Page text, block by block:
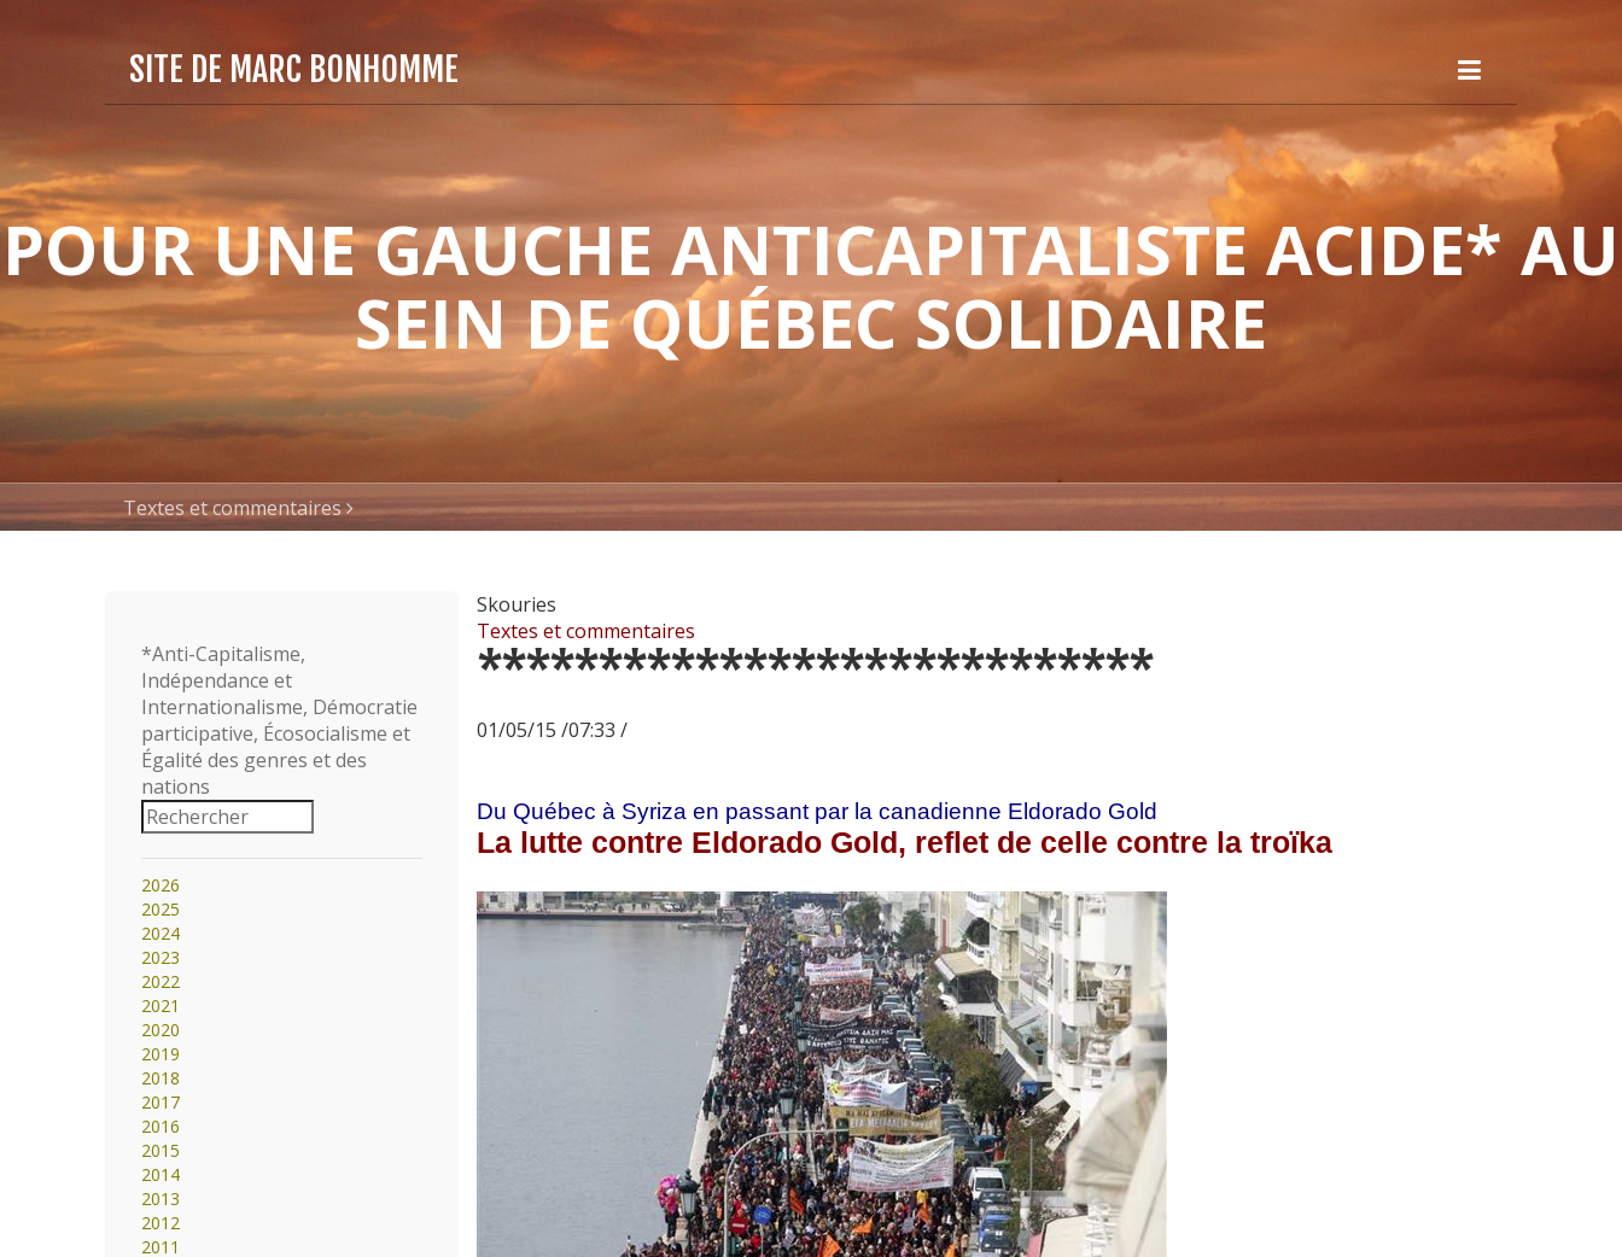
SITE DE MARC BONHOMME
POUR UNE GAUCHE ANTICAPITALISTE ACIDE* AU
SEIN DE QUÉBEC SOLIDAIRE
Textes et commentaires
Skouries
Textes et commentaires
****************************
01/05/15 /07:33 /
Du Québec à Syriza en passant par la canadienne Eldorado Gold
La lutte contre Eldorado Gold, reflet de celle contre la troïka
*Anti-Capitalisme,
Indépendance et
Internationalisme, Démocratie
participative, Écosocialisme et
Égalité des genres et des
nations
2026
2025
2024
2023
2022
2021
2020
2019
2018
2017
2016
2015
2014
2013
2012
2011